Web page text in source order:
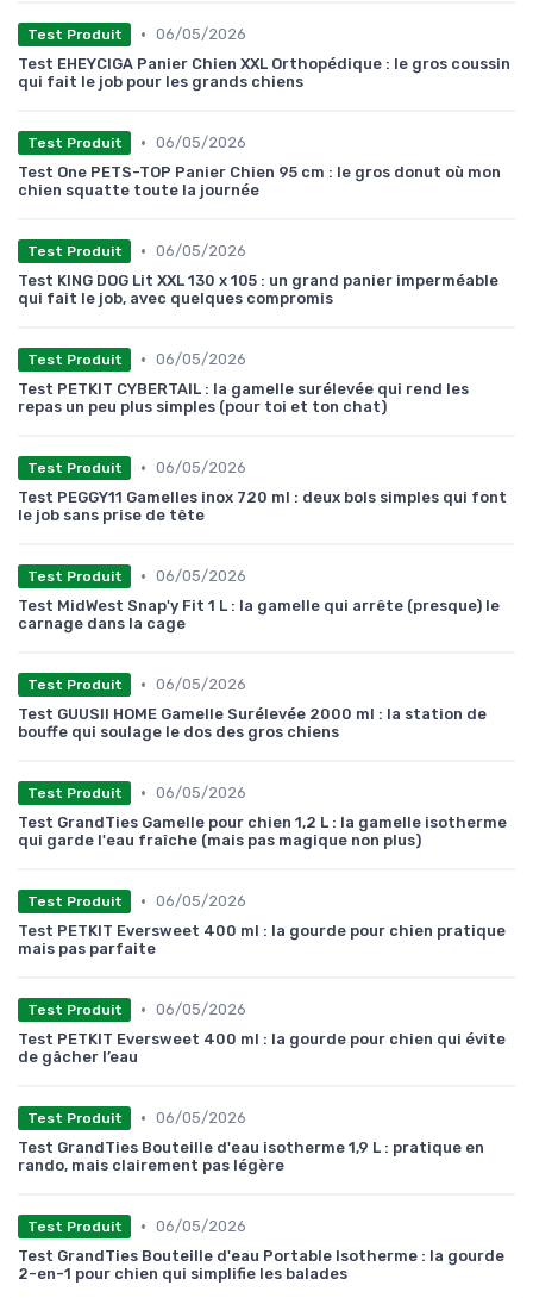
Test Produit • 06/05/2026
Test EHEYCIGA Panier Chien XXL Orthopédique : le gros coussin
qui fait le job pour les grands chiens
Test Produit • 06/05/2026
Test One PETS-TOP Panier Chien 95 cm : le gros donut où mon
chien squatte toute la journée
Test Produit • 06/05/2026
Test KING DOG Lit XXL 130 x 105 : un grand panier imperméable
qui fait le job, avec quelques compromis
Test Produit • 06/05/2026
Test PETKIT CYBERTAIL : la gamelle surélevée qui rend les
repas un peu plus simples (pour toi et ton chat)
Test Produit • 06/05/2026
Test PEGGY11 Gamelles inox 720 ml : deux bols simples qui font
le job sans prise de tête
Test Produit • 06/05/2026
Test MidWest Snap'y Fit 1 L : la gamelle qui arrête (presque) le
carnage dans la cage
Test Produit • 06/05/2026
Test GUUSII HOME Gamelle Surélevée 2000 ml : la station de
bouffe qui soulage le dos des gros chiens
Test Produit • 06/05/2026
Test GrandTies Gamelle pour chien 1,2 L : la gamelle isotherme
qui garde l'eau fraîche (mais pas magique non plus)
Test Produit • 06/05/2026
Test PETKIT Eversweet 400 ml : la gourde pour chien pratique
mais pas parfaite
Test Produit • 06/05/2026
Test PETKIT Eversweet 400 ml : la gourde pour chien qui évite
de gâcher l’eau
Test Produit • 06/05/2026
Test GrandTies Bouteille d'eau isotherme 1,9 L : pratique en
rando, mais clairement pas légère
Test Produit • 06/05/2026
Test GrandTies Bouteille d'eau Portable Isotherme : la gourde
2-en-1 pour chien qui simplifie les balades